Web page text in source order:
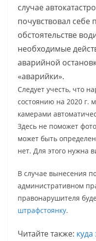
случае
почувствовал себе
обстоятельстве
необходимые
аварийной
«аварийки».
Следует учесть, что
состоянию на 2020 г.
камерами
Здесь не поможет
может быть
нет. Для этого нужна
В случае вынесения
административном
правонарушителя
штрафстоянку.
Читайте также: